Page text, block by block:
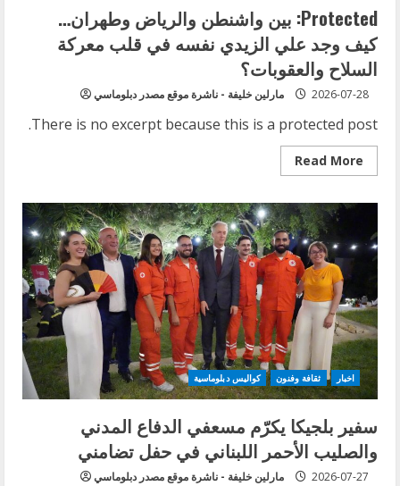
في
بيروت
Protected: بين واشنطن والرياض وطهران…
كيف وجد علي الزيدي نفسه في قلب معركة
السلاح والعقوبات؟
مارلين خليفة - ناشرة موقع مصدر دبلوماسي 2026-07-28
There is no excerpt because this is a protected post.
Read More
Read
more
بين
واشنطن
والرياض
وطهران…
كيف
وجد
علي
الزيدي
نفسه
في
قلب
معركة
السلاح
والعقوبات؟ اخبار ثقافة وفنون كواليس دبلوماسية
سفير بلجيكا يكرّم مسعفي الدفاع المدني
والصليب الأحمر اللبناني في حفل تضامني
مارلين خليفة - ناشرة موقع مصدر دبلوماسي 2026-07-27